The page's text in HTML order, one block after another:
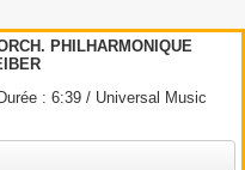
PHILHARMONIQUE
: 6:39 / Universal Music